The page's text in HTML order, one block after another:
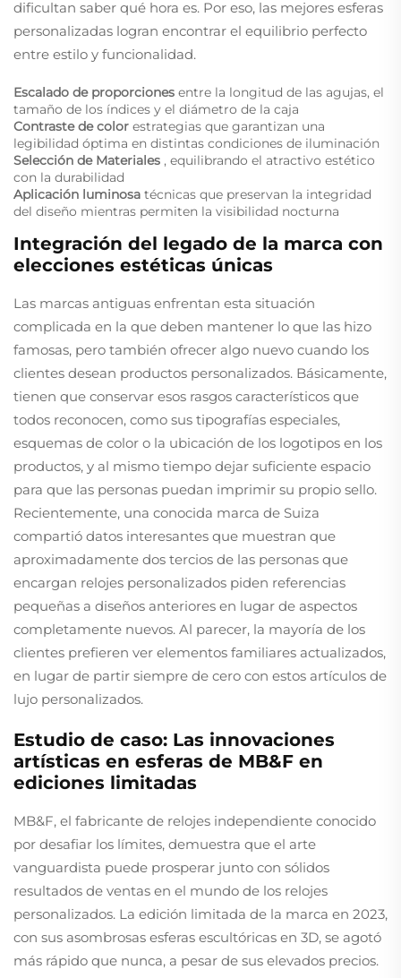
dificultan saber qué hora es. Por eso, las mejores esferas
personalizadas logran encontrar el equilibrio perfecto
entre estilo y funcionalidad.
Escalado de proporciones entre la longitud de las agujas, el
tamaño de los índices y el diámetro de la caja
Contraste de color estrategias que garantizan una
legibilidad óptima en distintas condiciones de iluminación
Selección de Materiales , equilibrando el atractivo estético
con la durabilidad
Aplicación luminosa técnicas que preservan la integridad
del diseño mientras permiten la visibilidad nocturna
Integración del legado de la marca con
elecciones estéticas únicas
Las marcas antiguas enfrentan esta situación
complicada en la que deben mantener lo que las hizo
famosas, pero también ofrecer algo nuevo cuando los
clientes desean productos personalizados. Básicamente,
tienen que conservar esos rasgos característicos que
todos reconocen, como sus tipografías especiales,
esquemas de color o la ubicación de los logotipos en los
productos, y al mismo tiempo dejar suficiente espacio
para que las personas puedan imprimir su propio sello.
Recientemente, una conocida marca de Suiza
compartió datos interesantes que muestran que
aproximadamente dos tercios de las personas que
encargan relojes personalizados piden referencias
pequeñas a diseños anteriores en lugar de aspectos
completamente nuevos. Al parecer, la mayoría de los
clientes prefieren ver elementos familiares actualizados,
en lugar de partir siempre de cero con estos artículos de
lujo personalizados.
Estudio de caso: Las innovaciones
artísticas en esferas de MB&F en
ediciones limitadas
MB&F, el fabricante de relojes independiente conocido
por desafiar los límites, demuestra que el arte
vanguardista puede prosperar junto con sólidos
resultados de ventas en el mundo de los relojes
personalizados. La edición limitada de la marca en 2023,
con sus asombrosas esferas escultóricas en 3D, se agotó
más rápido que nunca, a pesar de sus elevados precios.